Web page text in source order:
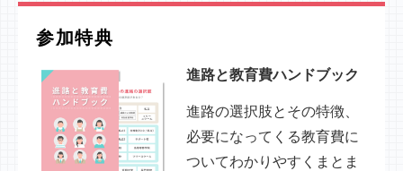
参加特典
進路と教育費ハンドブック
進路の選択肢とその特徴、
必要になってくる教育費に
ついてわかりやすくまとま